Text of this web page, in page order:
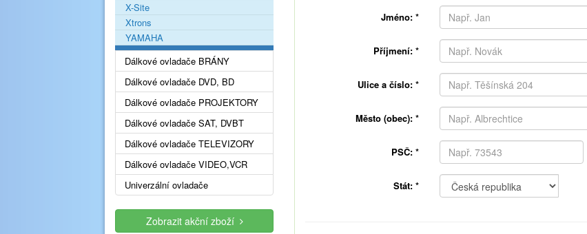
Jméno: *
Příjmení: *
Ulice a číslo: *
Město (obec): *
PSČ: *
Stát: *
X-Site
Xtrons
YAMAHA
Dálkové ovladače BRÁNY
Dálkové ovladače DVD, BD
Dálkové ovladače PROJEKTORY
Dálkové ovladače SAT, DVBT
Dálkové ovladače TELEVIZORY
Dálkové ovladače VIDEO,VCR
Univerzální ovladače
Zobrazit akční zboží